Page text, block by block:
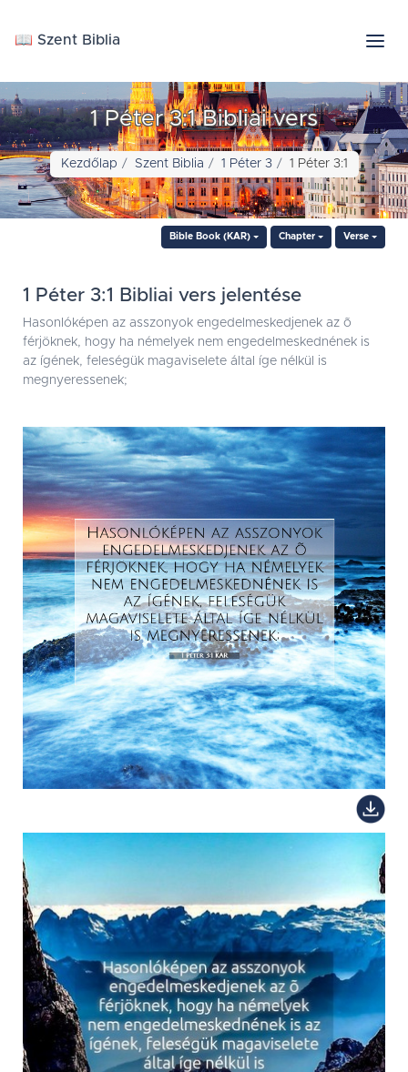
📖 Szent Biblia
1 Péter 3:1 Bibliai vers
Kezdőlap Szent Biblia 1 Péter 3 1 Péter 3:1
Bible Book (KAR) Chapter Verse
1 Péter 3:1 Bibliai vers jelentése
Hasonlóképen az asszonyok engedelmeskedjenek az õ
férjöknek, hogy ha némelyek nem engedelmeskednének is
az ígének, feleségük magaviselete által íge nélkül is
megnyeressenek;